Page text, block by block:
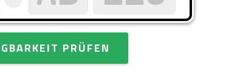
PRÜFEN